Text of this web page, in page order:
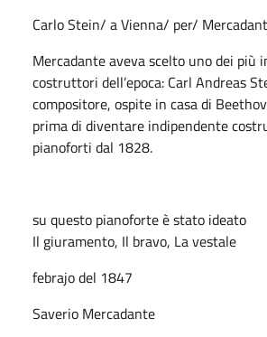
Carlo Stein/ a Vienna/ per/
Mercadante aveva scelto uno dei più
costruttori dell’epoca: Carl Andreas
compositore, ospite in casa di
prima di diventare indipendente
pianoforti dal 1828.
su questo pianoforte è stato ideato
Il giuramento, Il bravo, La vestale
febrajo del 1847
Saverio Mercadante